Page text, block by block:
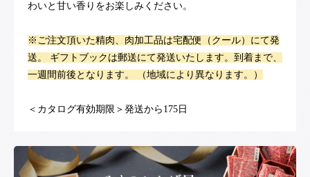
わいと甘い香りをお楽しみください。
※ご注文頂いた精肉、肉加工品は宅配便（クール）にて発
送。 ギフトブックは郵送にて発送いたします。到着まで、
一週間前後となります。 （地域により異なります。）
＜カタログ有効期限＞発送から175日